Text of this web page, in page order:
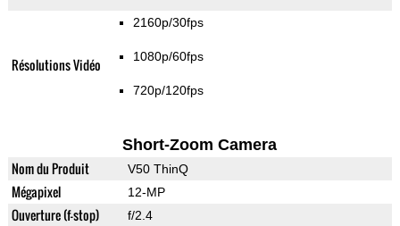
Résolutions Vidéo
2160p/30fps
1080p/60fps
720p/120fps
Short-Zoom Camera
Nom du Produit V50 ThinQ
Mégapixel 12-MP
Ouverture (f-stop) f/2.4